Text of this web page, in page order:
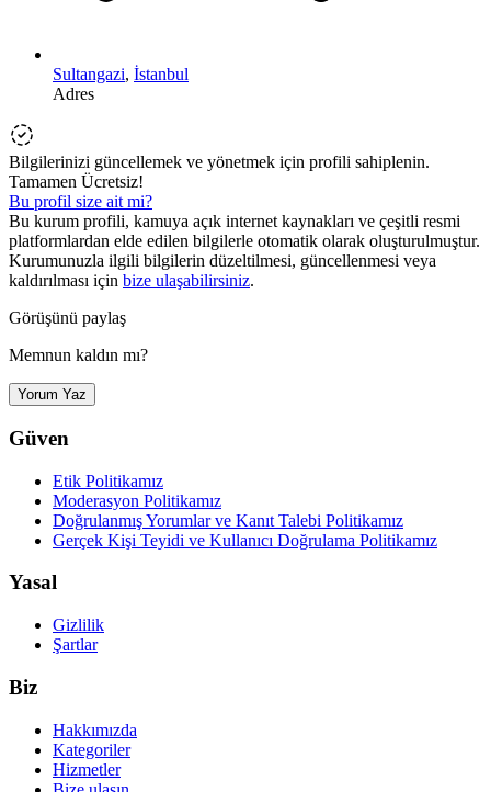
Sultangazi, İstanbul
Adres
Bilgilerinizi güncellemek ve yönetmek için profili sahiplenin.
Tamamen Ücretsiz!
Bu profil size ait mi?
Bu kurum profili, kamuya açık internet kaynakları ve çeşitli resmi
platformlardan elde edilen bilgilerle otomatik olarak oluşturulmuştur.
Kurumunuzla ilgili bilgilerin düzeltilmesi, güncellenmesi veya
kaldırılması için bize ulaşabilirsiniz.
Görüşünü paylaş
Memnun kaldın mı?
Yorum Yaz
Güven
Etik Politikamız
Moderasyon Politikamız
Doğrulanmış Yorumlar ve Kanıt Talebi Politikamız
Gerçek Kişi Teyidi ve Kullanıcı Doğrulama Politikamız
Yasal
Gizlilik
Şartlar
Biz
Hakkımızda
Kategoriler
Hizmetler